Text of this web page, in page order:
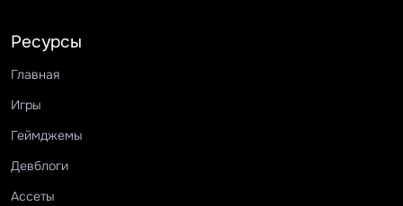
Ресурсы
Главная
Игры
Геймджемы
Девблоги
Ассеты